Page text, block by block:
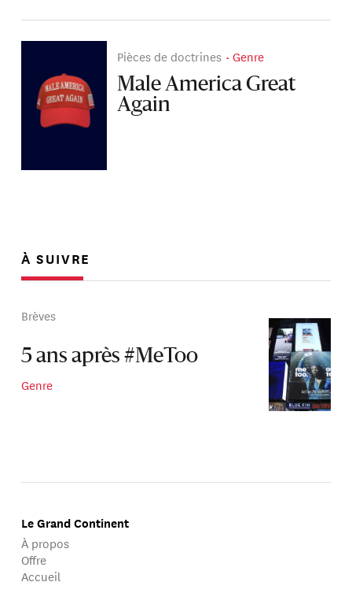
Pièces de doctrines Genre
Male America Great
Again
À SUIVRE
Brèves
5 ans après #MeToo
Genre
Le Grand Continent
À propos
Offre
Accueil